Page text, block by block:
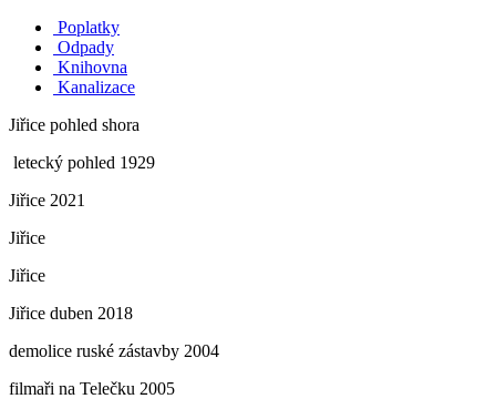
Poplatky
Odpady
Knihovna
Kanalizace
Jiřice pohled shora
letecký pohled 1929
Jiřice 2021
Jiřice
Jiřice
Jiřice duben 2018
demolice ruské zástavby 2004
filmaři na Telečku 2005